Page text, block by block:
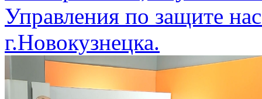
Управления по защите
г.Новокузнецка.